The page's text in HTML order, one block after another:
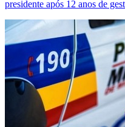
presidente após 12 anos de